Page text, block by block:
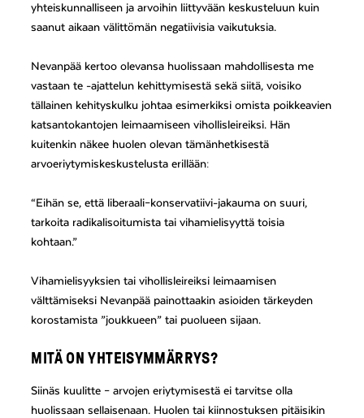
yhteiskunnalliseen ja arvoihin liittyvään keskusteluun kuin
saanut aikaan välittömän negatiivisia vaikutuksia.
Nevanpää kertoo olevansa huolissaan mahdollisesta me
vastaan te -ajattelun kehittymisestä sekä siitä, voisiko
tällainen kehityskulku johtaa esimerkiksi omista poikkeavien
katsantokantojen leimaamiseen vihollisleireiksi. Hän
kuitenkin näkee huolen olevan tämänhetkisestä
arvoeriytymiskeskustelusta erillään:
“Eihän se, että liberaali–konservatiivi-jakauma on suuri,
tarkoita radikalisoitumista tai vihamielisyyttä toisia
kohtaan.”
Vihamielisyyksien tai vihollisleireiksi leimaamisen
välttämiseksi Nevanpää painottaakin asioiden tärkeyden
korostamista ”joukkueen” tai puolueen sijaan.
MITÄ ON YHTEISYMMÄRRYS?
Siinäs kuulitte – arvojen eriytymisestä ei tarvitse olla
huolissaan sellaisenaan. Huolen tai kiinnostuksen pitäisikin